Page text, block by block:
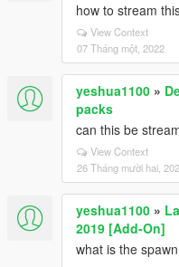
how to stream
View Context
07 Tháng một, 2022
yeshua1100 »
packs
can this be
View Context
26 Tháng mười hai,
yeshua1100 »
2019 [Add-On]
what is the